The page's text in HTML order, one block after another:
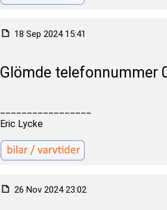
18 Sep 2024 15:41
Glömde telefonnummer
Eric Lycke
26 Nov 2024 23:02